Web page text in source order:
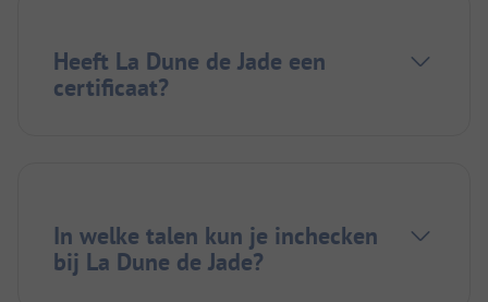
Heeft La Dune de Jade een
certificaat?
In welke talen kun je inchecken
bij La Dune de Jade?